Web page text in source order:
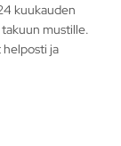
kuukauden
mustille.
helposti ja